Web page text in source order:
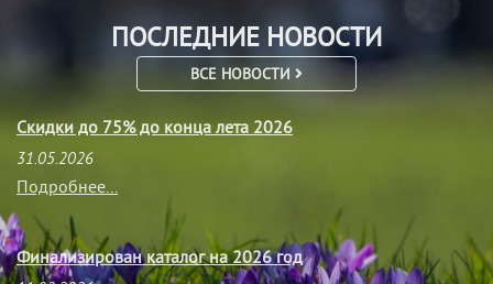
ПОСЛЕДНИЕ НОВОСТИ
ВСЕ НОВОСТИ
Скидки до 75% до конца лета 2026
31.05.2026
Подробнее...
Финализирован каталог на 2026 год